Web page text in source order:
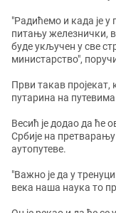
"Радићемо и када је у
питању железнички,
буде укључен у све
министарство",
Први такав пројекат,
путарина на
Весић је додао да ће
Србије на
аутопутеве.
"Важно је да у
века наша наука то